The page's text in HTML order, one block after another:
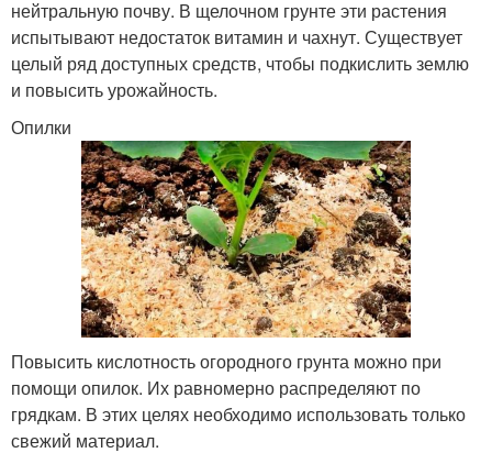
нейтральную почву. В щелочном грунте эти растения
испытывают недостаток витамин и чахнут. Существует
целый ряд доступных средств, чтобы подкислить землю
и повысить урожайность.
Опилки
Повысить кислотность огородного грунта можно при
помощи опилок. Их равномерно распределяют по
грядкам. В этих целях необходимо использовать только
свежий материал.